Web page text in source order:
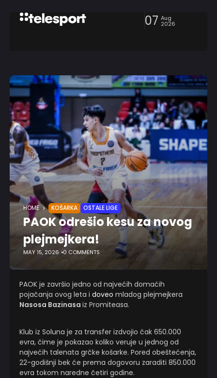
07 Aug
2026
HOME KOŠARKA OSTALE LIGE
PAOK odrešio kesu za novog
plejmejkera!
MAY 15, 2026 0 COMMENTS
PAOK je završio jedno od najvećih domaćih
pojačanja ovog leta i doveo mladog plejmejkera
Nasosa Bazinasa iz Promiteasa.
Klub iz Soluna je za transfer izdvojio čak 650.000
evra, čime je pokazao koliko veruje u jednog od
najvećih talenata grčke košarke. Pored obeštećenja,
22-godišnji bek će prema dogovoru zaraditi 850.000
evra tokom naredne četiri godine.